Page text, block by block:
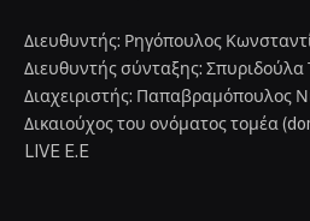
Διευθυντής: Ρηγόπουλος
Διευθυντής σύνταξης: Σπυριδούλα
Διαχειριστής: Παπαβραμόπουλος
Δικαιούχος του ονόματος τομέα
LIVE E.E